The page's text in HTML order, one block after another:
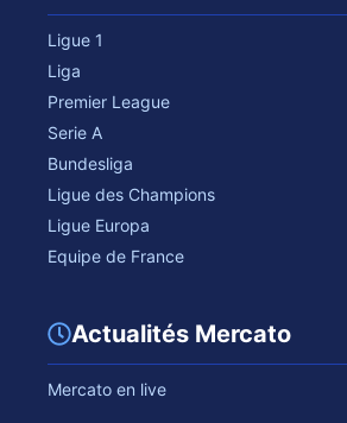
Ligue 1
Liga
Premier League
Serie A
Bundesliga
Ligue des Champions
Ligue Europa
Equipe de France
Actualités Mercato
Mercato en live